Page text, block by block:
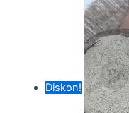
Diskon!